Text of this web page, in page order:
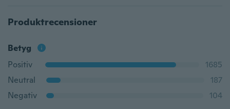
Produktrecensioner
Betyg
Positiv
1685
Neutral
187
Negativ
104